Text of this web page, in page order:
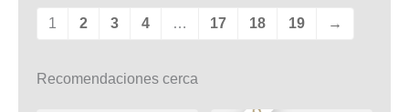
1 2 3 4 … 17 18 19 →
Recomendaciones cerca